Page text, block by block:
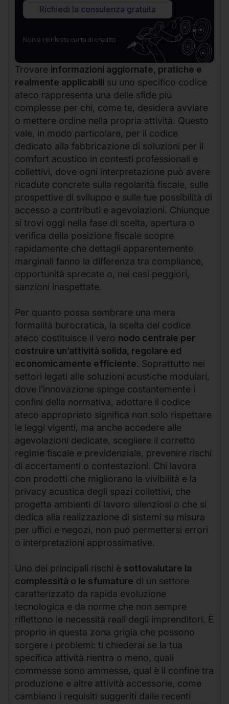
Richiedi la consulenza gratuita
Non è richiesta carta di credito
Trovare informazioni aggiornate, pratiche e
realmente applicabili su uno specifico codice
ateco rappresenta una delle sfide più
complesse per chi, come te, desidera avviare
o mettere ordine nella propria attività. Questo
vale, in modo particolare, per il codice
dedicato alla fabbricazione di soluzioni per il
comfort acustico in contesti professionali e
collettivi, dove ogni interpretazione può avere
ricadute concrete sulla regolarità fiscale, sulle
prospettive di sviluppo e sulle tue possibilità di
accesso a contributi e agevolazioni. Chiunque
si trovi oggi nella fase di scelta, apertura o
verifica della posizione fiscale scopre
rapidamente che dettagli apparentemente
marginali fanno la differenza tra compliance,
opportunità sprecate o, nei casi peggiori,
sanzioni inaspettate.
Per quanto possa sembrare una mera
formalità burocratica, la scelta del codice
ateco costituisce il vero nodo centrale per
costruire un’attività solida, regolare ed
economicamente efficiente. Soprattutto nei
settori legati alle soluzioni acustiche modulari,
dove l’innovazione spinge costantemente i
confini della normativa, adottare il codice
ateco appropriato significa non solo rispettare
le leggi vigenti, ma anche accedere alle
agevolazioni dedicate, scegliere il corretto
regime fiscale e previdenziale, prevenire rischi
di accertamenti o contestazioni. Chi lavora
con prodotti che migliorano la vivibilità e la
privacy acustica degli spazi collettivi, che
progetta ambienti di lavoro silenziosi o che si
dedica alla realizzazione di sistemi su misura
per uffici e negozi, non può permettersi errori
o interpretazioni approssimative.
Uno dei principali rischi è sottovalutare la
complessità o le sfumature di un settore
caratterizzato da rapida evoluzione
tecnologica e da norme che non sempre
riflettono le necessità reali degli imprenditori. È
proprio in questa zona grigia che possono
sorgere i problemi: ti chiederai se la tua
specifica attività rientra o meno, quali
commesse sono ammesse, qual è il confine tra
produzione e altre attività accessorie, come
cambiano i requisiti suggeriti dalle recenti